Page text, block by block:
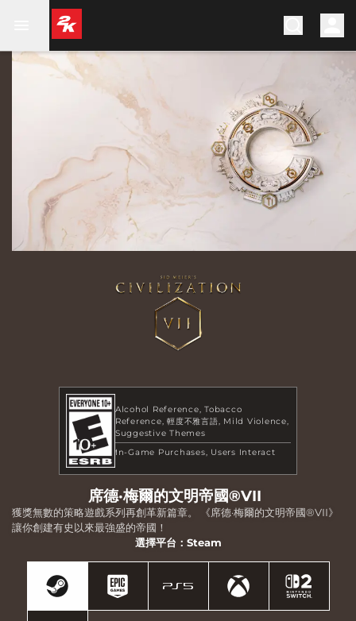
Alcohol Reference Tobacco
Reference 輕度不雅言語
Mild Violence
Suggestive Themes
In-Game Purchases
Users Interact
席德·梅爾的文明帝國®VII
獲獎無數的策略遊戲系列再創革新篇章。 《席德·梅爾的文明帝國®VII》
讓你創建有史以來最強盛的帝國！
選擇平台：Steam